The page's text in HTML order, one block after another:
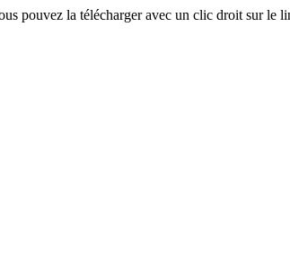
pouvez la télécharger avec un clic droit sur le